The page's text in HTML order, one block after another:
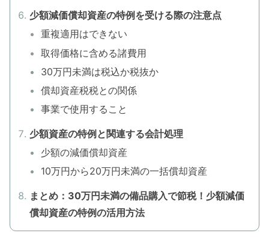
少額減価償却資産の特例を受ける際の注意点
重複適用はできない
取得価格に含める諸費用
30万円未満は税込か税抜か
償却資産税税との関係
事業で使用すること
少額資産の特例と関連する会計処理
少額の減価償却資産
10万円から20万円未満の一括償却資産
まとめ：30万円未満の備品購入で節税！少額減価
償却資産の特例の活用方法